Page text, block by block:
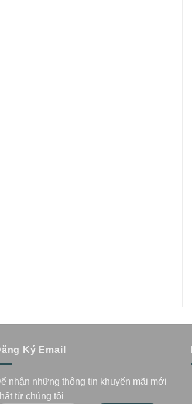
Ký Email
nhận những thông tin khuyến mãi mới
từ chúng tôi